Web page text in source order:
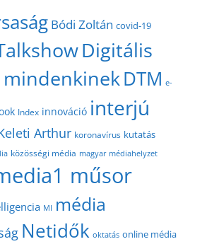
Bódi Zoltán covid-19
Digitális
DTM e-
Index innováció interjú
Arthur koronavírus kutatás
közösségi média magyar médiahelyzet
műsor
MI média
Netidők oktatás online média